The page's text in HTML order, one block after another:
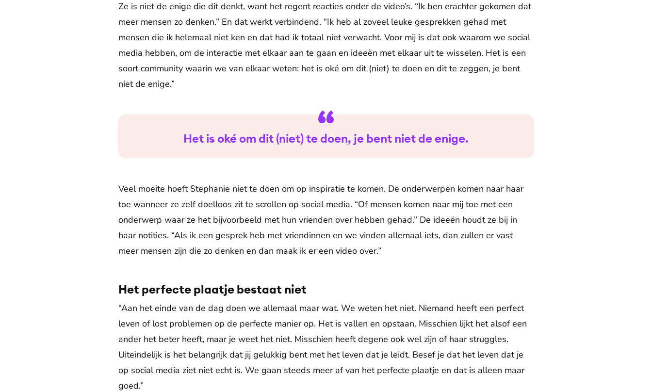
Ze is niet de enige die dit denkt, want het regent reacties onder de video’s. “Ik ben erachter gekomen dat
meer mensen zo denken.” En dat werkt verbindend. “Ik heb al zoveel leuke gesprekken gehad met
mensen die ik helemaal niet ken en dat had ik totaal niet verwacht. Voor mij is dat ook waarom we social
media hebben, om de interactie met elkaar aan te gaan en ideeën met elkaar uit te wisselen. Het is een
soort community waarin we van elkaar weten: het is oké om dit (niet) te doen en dit te zeggen, je bent
niet de enige.”
Het is oké om dit (niet) te doen, je bent niet de enige.
Veel moeite hoeft Stephanie niet te doen om op inspiratie te komen. De onderwerpen komen naar haar
toe wanneer ze zelf doelloos zit te scrollen op social media. “Of mensen komen naar mij toe met een
onderwerp waar ze het bijvoorbeeld met hun vrienden over hebben gehad.” De ideeën houdt ze bij in
haar notities. “Als ik een gesprek heb met vriendinnen en we vinden allemaal iets, dan zullen er vast
meer mensen zijn die zo denken en dan maak ik er een video over.”
Het perfecte plaatje bestaat niet
“Aan het einde van de dag doen we allemaal maar wat. We weten het niet. Niemand heeft een perfect
leven of lost problemen op de perfecte manier op. Het is vallen en opstaan. Misschien lijkt het alsof een
ander het beter heeft, maar je weet het niet. Misschien heeft degene ook wel zijn of haar struggles.
Uiteindelijk is het belangrijk dat jij gelukkig bent met het leven dat je leidt. Besef je dat het leven dat je
op social media ziet niet echt is. We gaan steeds meer af van het perfecte plaatje en dat is alleen maar
goed.”